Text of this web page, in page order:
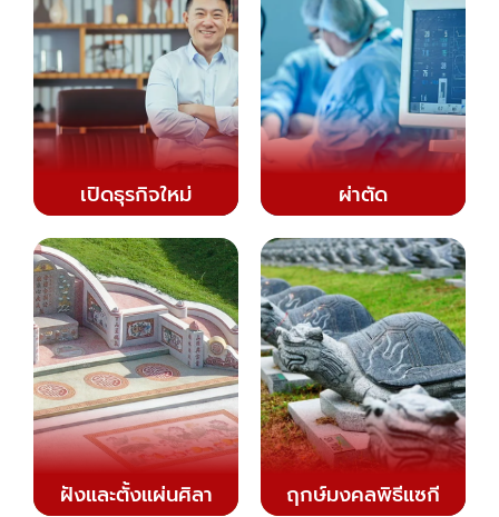
เปิดธุรกิจใหม่ ผ่าตัด
ฝังและตั้งแผ่นศิลา ฤกษ์มงคลพิธีแซกี